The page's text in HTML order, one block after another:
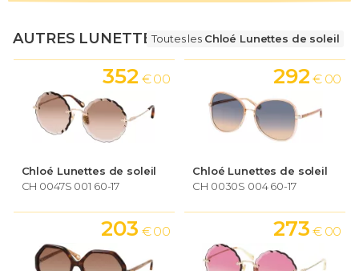
AUTRES LUNETTESToutes les Chloé Lunettes de soleil
Chloé Lunettes de soleil
CH 0047S 001 60-17
352 € 00
Chloé Lunettes de soleil
CH 0030S 004 60-17
292 € 00
203 € 00 273 € 00